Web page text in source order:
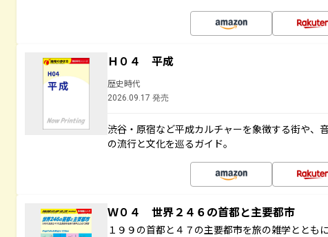
Ｈ０４ 平成
歴史時代
2026.09.17 発売
渋谷・原宿など平成カルチャーを象徴する街や、
の流行と文化を巡るガイド。
Ｗ０４ 世界２４６の首都と主要都市
１９９の首都と４７の主要都市を旅の雑学ととも